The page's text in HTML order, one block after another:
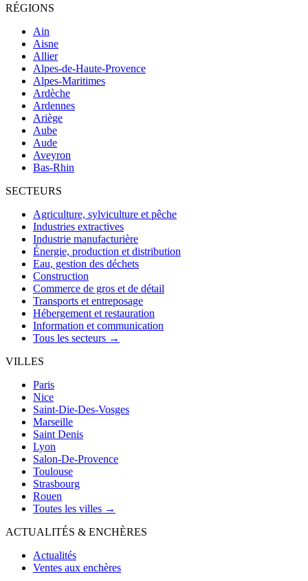
RÉGIONS
Ain
Aisne
Allier
Alpes-de-Haute-Provence
Alpes-Maritimes
Ardèche
Ardennes
Ariège
Aube
Aude
Aveyron
Bas-Rhin
SECTEURS
Agriculture, sylviculture et pêche
Industries extractives
Industrie manufacturière
Énergie, production et distribution
Eau, gestion des déchets
Construction
Commerce de gros et de détail
Transports et entreposage
Hébergement et restauration
Information et communication
Tous les secteurs →
VILLES
Paris
Nice
Saint-Die-Des-Vosges
Marseille
Saint Denis
Lyon
Salon-De-Provence
Toulouse
Strasbourg
Rouen
Toutes les villes →
ACTUALITÉS & ENCHÈRES
Actualités
Ventes aux enchères